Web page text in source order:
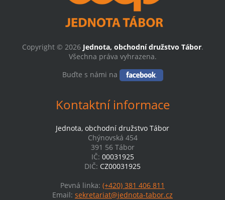
Copyright © 2026 Jednota, obchodní družstvo Tábor.
Všechna práva vyhrazena.
Buďte s námi na
Kontaktní informace
Jednota, obchodní družstvo Tábor
Chýnovská 454
391 56 Tábor
IČ: 00031925
DIČ: CZ00031925
Pevná linka: (+420) 381 406 811
Email: sekretariat@jednota-tabor.cz